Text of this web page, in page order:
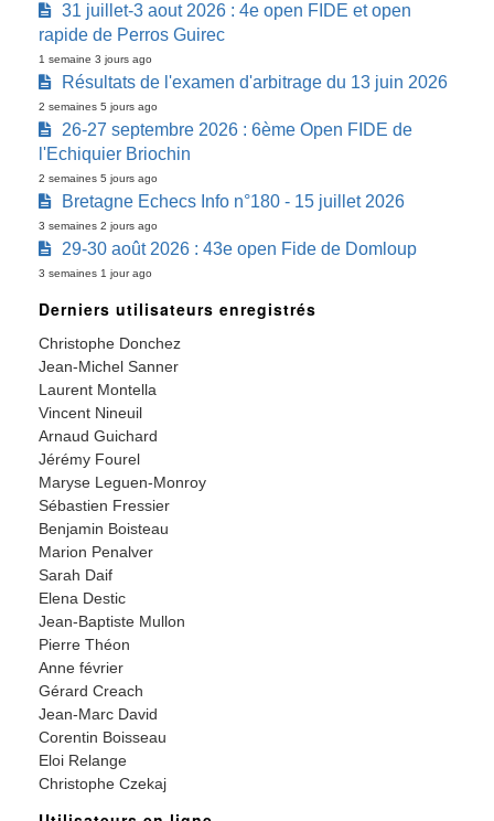
31 juillet-3 aout 2026 : 4e open FIDE et open
rapide de Perros Guirec
1 semaine 3 jours ago
Résultats de l'examen d'arbitrage du 13 juin 2026
2 semaines 5 jours ago
26-27 septembre 2026 : 6ème Open FIDE de
l'Echiquier Briochin
2 semaines 5 jours ago
Bretagne Echecs Info n°180 - 15 juillet 2026
3 semaines 2 jours ago
29-30 août 2026 : 43e open Fide de Domloup
3 semaines 1 jour ago
Derniers utilisateurs enregistrés
Christophe Donchez
Jean-Michel Sanner
Laurent Montella
Vincent Nineuil
Arnaud Guichard
Jérémy Fourel
Maryse Leguen-Monroy
Sébastien Fressier
Benjamin Boisteau
Marion Penalver
Sarah Daif
Elena Destic
Jean-Baptiste Mullon
Pierre Théon
Anne février
Gérard Creach
Jean-Marc David
Corentin Boisseau
Eloi Relange
Christophe Czekaj